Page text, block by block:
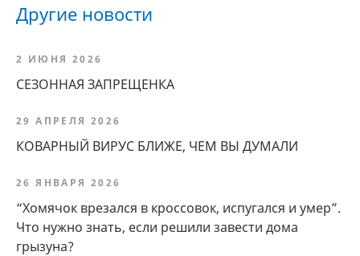
Другие новости
2 ИЮНЯ 2026
СЕЗОННАЯ ЗАПРЕЩЕНКА
29 АПРЕЛЯ 2026
КОВАРНЫЙ ВИРУС БЛИЖЕ, ЧЕМ ВЫ ДУМАЛИ
26 ЯНВАРЯ 2026
“Хомячок врезался в кроссовок, испугался и умер”.
Что нужно знать, если решили завести дома
грызуна?